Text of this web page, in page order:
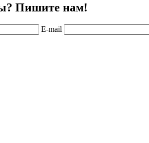
Пишите нам!
E-mail